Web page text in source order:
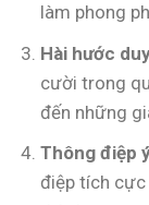
làm phong
Hài hước
cười trong
đến những
Thông điệp
điệp tích